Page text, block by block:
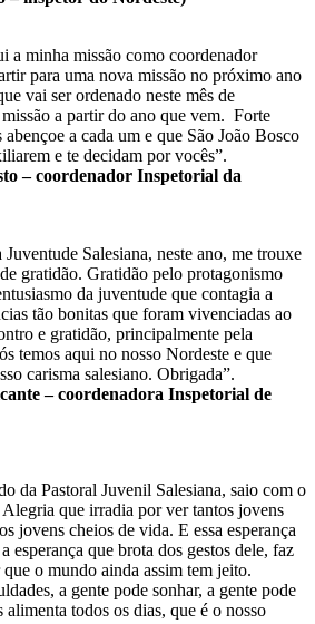
a minha missão como coordenador
para uma nova missão no próximo ano
vai ser ordenado neste mês de
missão a partir do ano que vem. Forte
a cada um e que São João Bosco
e te decidam por vocês”.
– coordenador Inspetorial da
Salesiana, neste ano, me trouxe
gratidão. Gratidão pelo protagonismo
da juventude que contagia a
tão bonitas que foram vivenciadas ao
e gratidão, principalmente pela
temos aqui no nosso Nordeste e que
carisma salesiano. Obrigada”.
– coordenadora Inspetorial de
da Pastoral Juvenil Salesiana, saio com o
que irradia por ver tantos jovens
jovens cheios de vida. E essa esperança
esperança que brota dos gestos dele, faz
o mundo ainda assim tem jeito.
a gente pode sonhar, a gente pode
alimenta todos os dias, que é o nosso